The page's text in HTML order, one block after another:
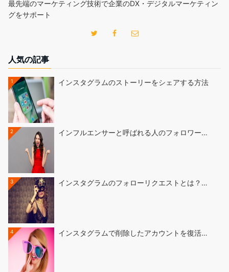
最先端のマーケティング技術で企業のDX・デジタルマーケティン
グをサポート
人気の記事
1 インスタグラムのストーリーをシェアする方法
2 インフルエンサーと呼ばれる人のフォロワー…
3 インスタグラムのフォローリクエストとは？…
4 インスタグラムで削除したアカウントを復活…